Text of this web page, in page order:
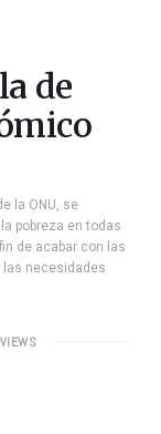
de
la ONU, se
pobreza en todas
de acabar con las
las necesidades